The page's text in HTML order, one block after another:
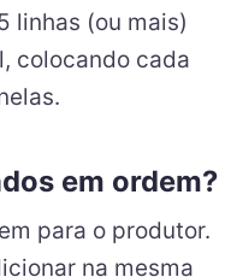
linhas (ou mais)
colocando cada
em ordem?
para o produtor.
na mesma